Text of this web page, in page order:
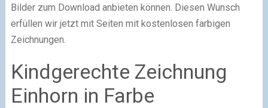
Bilder zum Download anbieten können. Diesen Wunsch
erfüllen wir jetzt mit Seiten mit kostenlosen farbigen
Zeichnungen.
Kindgerechte Zeichnung
Einhorn in Farbe